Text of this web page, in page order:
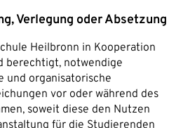
Verlegung oder Absetzung
Heilbronn in Kooperation
berechtigt, notwendige
und organisatorische
vor oder während des
soweit diese den Nutzen
für die Studierenden